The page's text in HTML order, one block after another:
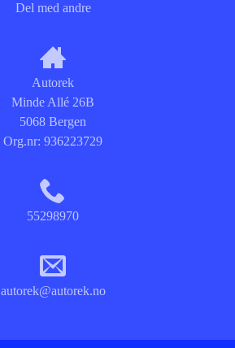
Del med andre
Autorek
Minde Allé 26B
5068 Bergen
Org.nr: 936223729
55298970
autorek@autorek.no